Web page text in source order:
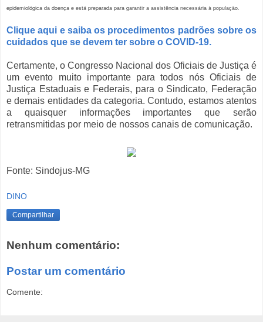
epidemiológica da doença e está preparada para garantir a assistência necessária à população.
Clique aqui e saiba os procedimentos padrões sobre os
cuidados que se devem ter sobre o COVID-19.
Certamente, o Congresso Nacional dos Oficiais de Justiça é
um evento muito importante para todos nós Oficiais de
Justiça Estaduais e Federais, para o Sindicato, Federação
e demais entidades da categoria. Contudo, estamos atentos
a quaisquer informações importantes que serão
retransmitidas por meio de nossos canais de comunicação.
Fonte: Sindojus-MG
DINO
Compartilhar
Nenhum comentário:
Postar um comentário
Comente: